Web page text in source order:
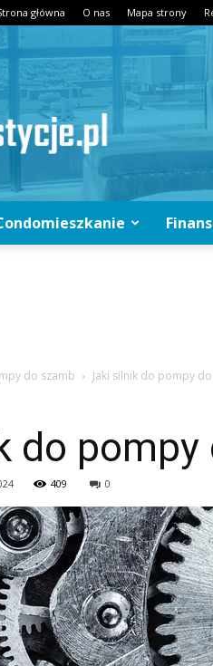
główna O nas Mapa strony
do szamb Jaki silnik do pompy
do pompy
409 0